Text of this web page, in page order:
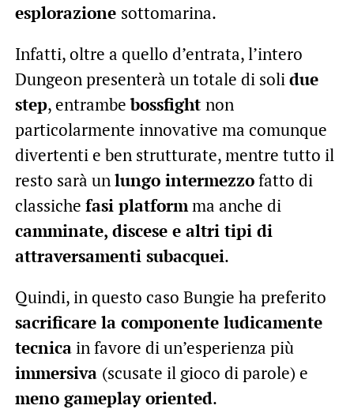
esplorazione sottomarina.
Infatti, oltre a quello d’entrata, l’intero
Dungeon presenterà un totale di soli due
step, entrambebossfight non
particolarmente innovative ma comunque
divertenti e ben strutturate, mentre tutto il
resto sarà un lungo intermezzofatto di
classiche fasi platformma anche di
camminate, discese e altri tipi di
attraversamenti subacquei.
Quindi, in questo caso Bungie ha preferito
sacrificare la componente ludicamente
tecnicain favore di un’esperienza più
immersiva (scusate il gioco di parole) e
meno gameplay oriented.